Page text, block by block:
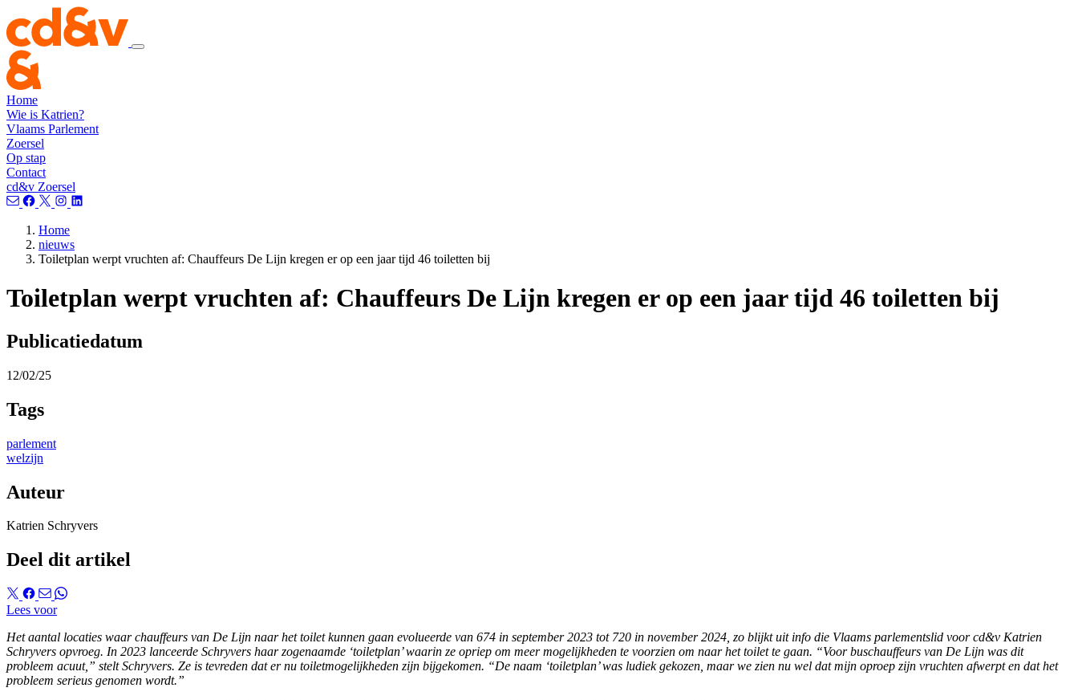
Home
Wie is Katrien?
Vlaams Parlement
Zoersel
Op stap
Contact
cd&v Zoersel
Home
nieuws
Toiletplan werpt vruchten af: Chauffeurs De Lijn kregen er op een jaar tijd 46 toiletten bij
Toiletplan werpt vruchten af: Chauffeurs De Lijn kregen er op een jaar tijd 46 toiletten bij
Publicatiedatum
12/02/25
Tags
parlement
welzijn
Auteur
Katrien Schryvers
Deel dit artikel
Lees voor
Het aantal locaties waar chauffeurs van De Lijn naar het toilet kunnen gaan evolueerde van 674 in september 2023 tot 720 in november 2024, zo blijkt uit info die Vlaams parlementslid voor cd&v Katrien
Schryvers opvroeg. In 2023 lanceerde Schryvers haar zogenaamde ‘toiletplan’ waarin ze opriep om meer mogelijkheden te voorzien om naar het toilet te gaan. “Voor buschauffeurs van De Lijn was dit
probleem acuut,” stelt Schryvers. Ze is tevreden dat er nu toiletmogelijkheden zijn bijgekomen. “De naam ‘toiletplan’ was ludiek gekozen, maar we zien nu wel dat mijn oproep zijn vruchten afwerpt en dat het
probleem serieus genomen wordt.”